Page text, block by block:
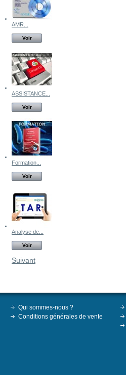
AMR...
Voir
ASSISTANCE...
Voir
Formation...
Voir
Analyse de...
Voir
Suivant
Qui sommes-nous ?
Conditions générales de vente